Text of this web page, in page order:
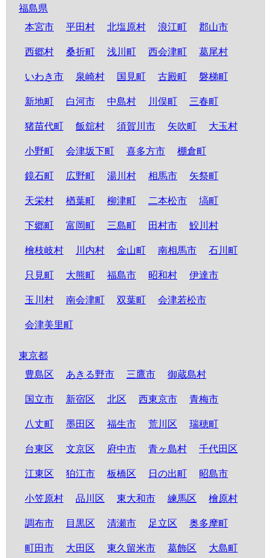
福島県
本宮市
平田村 北塩原村 浪江町 郡山市
西郷村 桑折町 浅川町 西会津町 葛尾村
いわき市 泉崎村 国見町 古殿町 磐梯町
新地町 白河市 中島村 川俣町 三春町
猪苗代町 飯舘村 須賀川市 矢吹町 大玉村
小野町 会津坂下町 喜多方市 棚倉町
鏡石町 広野町 湯川村 相馬市 矢祭町
天栄村 楢葉町 柳津町 二本松市 塙町
下郷町 富岡町 三島町 田村市 鮫川村
檜枝岐村 川内村 金山町 南相馬市 石川町
只見町 大熊町 福島市 昭和村 伊達市
玉川村 南会津町 双葉町 会津若松市
会津美里町
東京都
豊島区
あきる野市 三鷹市 御蔵島村
国立市 新宿区 北区 西東京市 青梅市
八丈町 墨田区 福生市 荒川区 瑞穂町
台東区 文京区 府中市 青ヶ島村 千代田区
江東区 狛江市 板橋区 日の出町 昭島市
小笠原村 品川区 東大和市 練馬区 檜原村
調布市 目黒区 清瀬市 足立区 奥多摩町
町田市 大田区 東久留米市 葛飾区 大島町